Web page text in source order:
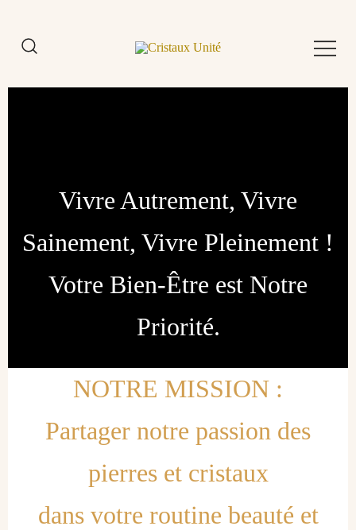
content
Vivre Autrement, Vivre
Sainement, Vivre Pleinement !
Votre Bien-Être est Notre
Priorité.
NOTRE MISSION :
Partager notre passion des
pierres et cristaux
dans votre routine beauté et